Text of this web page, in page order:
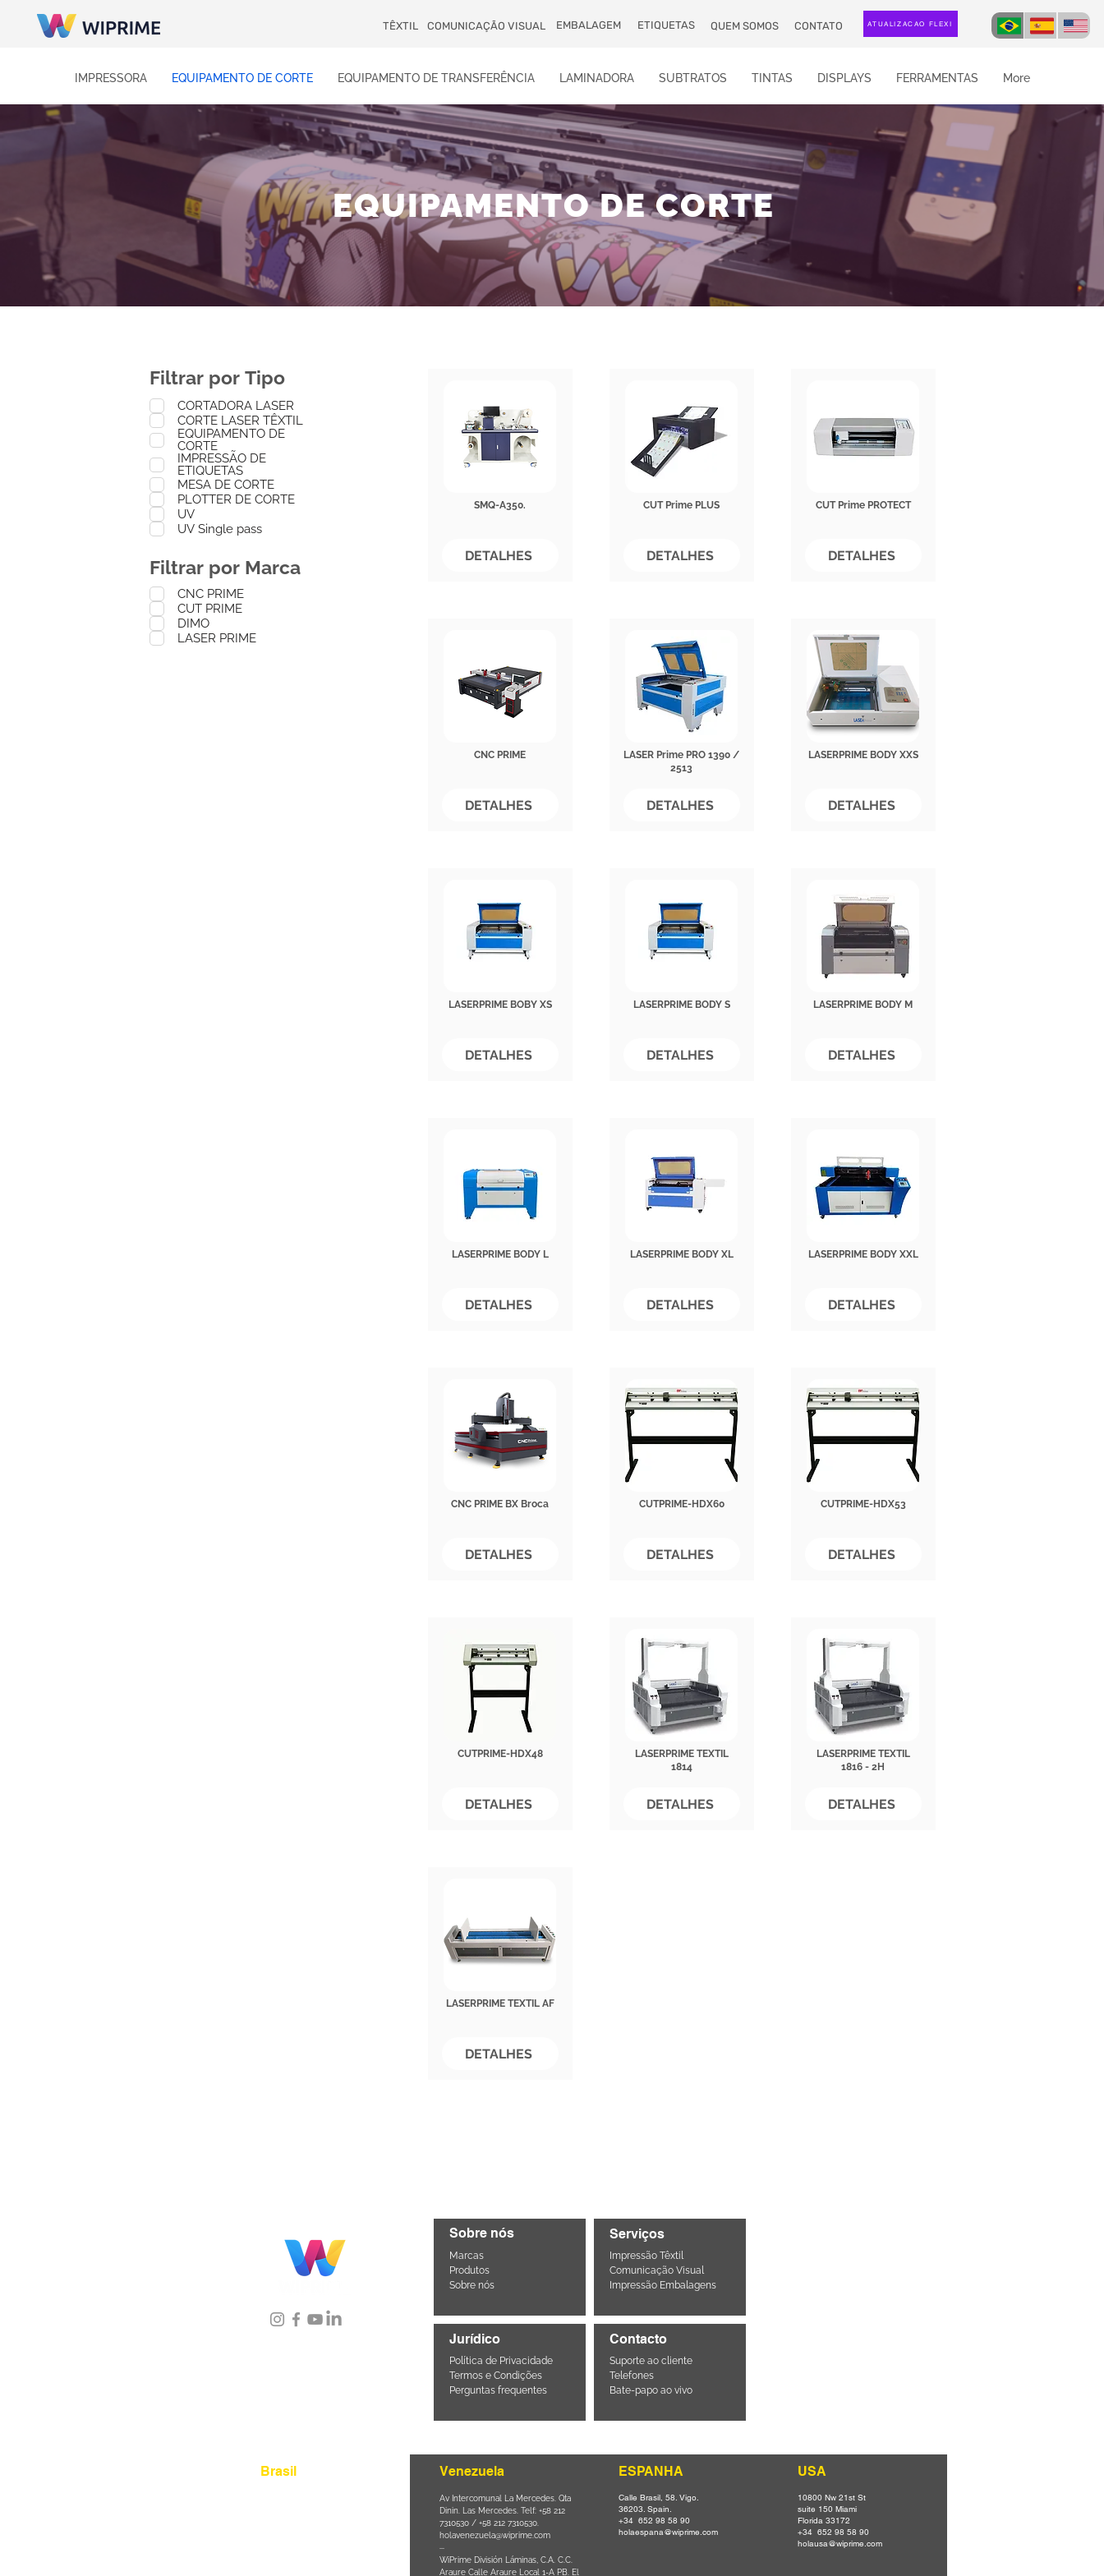
TÊXTIL COMUNICAÇÃO VISUAL EMBALAGEM ETIQUETAS QUEM SOMOS CONTATO ATUALIZAÇÃO FLEXI
IMPRESSORA EQUIPAMENTO DE CORTE EQUIPAMENTO DE TRANSFERÊNCIA LAMINADORA SUBTRATOS TINTAS DISPLAYS FERRAMENTAS More
EQUIPAMENTO DE CORTE
Filtrar por Tipo
CORTADORA LASER
CORTE LASER TÊXTIL
EQUIPAMENTO DE
CORTE
IMPRESSÃO DE
ETIQUETAS
MESA DE CORTE
PLOTTER DE CORTE
UV
UV Single pass
Filtrar por Marca
CNC PRIME
CUT PRIME
DIMO
LASER PRIME
SMQ-A350.
DETALHES
CNC PRIME
DETALHES
LASERPRIME BOBY XS
DETALHES
LASERPRIME BODY L
DETALHES
CNC PRIME BX Broca
DETALHES
CUTPRIME-HDX48
DETALHES
LASERPRIME TEXTIL AF
DETALHES
CUT Prime PLUS
DETALHES
LASER Prime PRO 1390 /
2513
DETALHES
LASERPRIME BODY S
DETALHES
LASERPRIME BODY XL
DETALHES
CUTPRIME-HDX60
DETALHES
LASERPRIME TEXTIL
1814
DETALHES
CUT Prime PROTECT
DETALHES
LASERPRIME BODY XXS
DETALHES
LASERPRIME BODY M
DETALHES
LASERPRIME BODY XXL
DETALHES
CUTPRIME-HDX53
DETALHES
LASERPRIME TEXTIL
1816 - 2H
DETALHES
Sobre nós
Marcas
Produtos
Sobre nós
Jurídico
Política de Privacidade
Termos e Condições
Perguntas frequentes
Serviços
Impressão Têxtil
Comunicação Visual
Impressão Embalagens
Contacto
Suporte ao cliente
Telefones
Bate-papo ao vivo
Brasil Venezuela
Av Intercomunal La Mercedes. Qta
Dinin. Las Mercedes. Telf: +58 212
7310530 / +58 212 7310530.
holavenezuela@wiprime.com
⏤
WiPrime División Láminas, C.A. C.C.
Araure Calle Araure Local 1-A PB. El
ESPANHA
Calle Brasil, 58. Vigo.
36203. Spain.
+34 652 98 58 90
holaespana@wiprime.com
USA
10800 Nw 21st St
suite 150 Miami
Florida 33172
+34 652 98 58 90
holausa@wiprime.com